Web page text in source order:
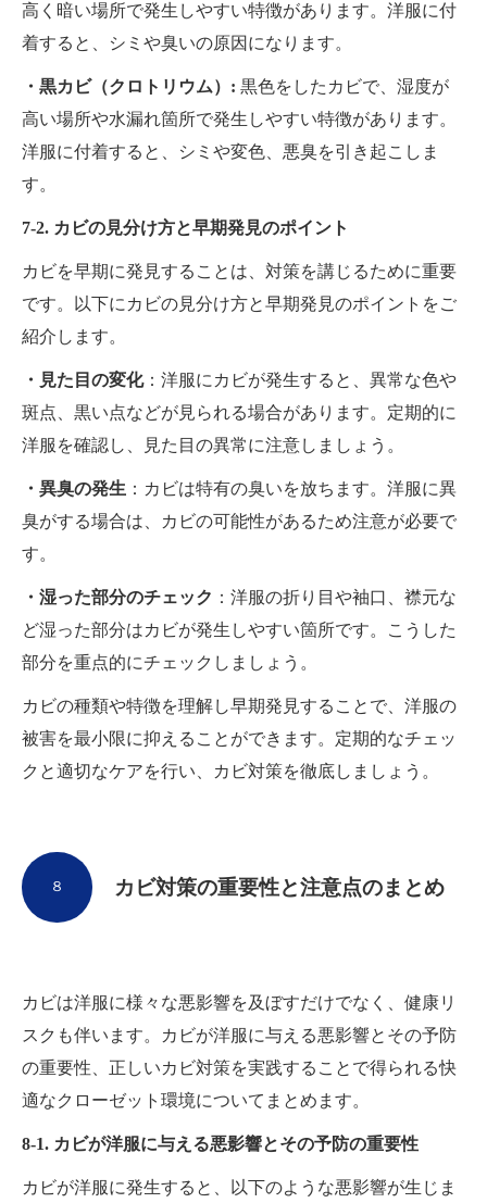
高く暗い場所で発生しやすい特徴があります。洋服に付
着すると、シミや臭いの原因になります。
・黒カビ（クロトリウム）: 黒色をしたカビで、湿度が
高い場所や水漏れ箇所で発生しやすい特徴があります。
洋服に付着すると、シミや変色、悪臭を引き起こしま
す。
7-2. カビの見分け方と早期発見のポイント
カビを早期に発見することは、対策を講じるために重要
です。以下にカビの見分け方と早期発見のポイントをご
紹介します。
・見た目の変化：洋服にカビが発生すると、異常な色や
斑点、黒い点などが見られる場合があります。定期的に
洋服を確認し、見た目の異常に注意しましょう。
・異臭の発生 ：カビは特有の臭いを放ちます。洋服に異
臭がする場合は、カビの可能性があるため注意が必要で
す。
・湿った部分のチェック ：洋服の折り目や袖口、襟元な
ど湿った部分はカビが発生しやすい箇所です。こうした
部分を重点的にチェックしましょう。
カビの種類や特徴を理解し早期発見することで、洋服の
被害を最小限に抑えることができます。定期的なチェッ
クと適切なケアを行い、カビ対策を徹底しましょう。
カビ対策の重要性と注意点のまとめ
８
カビは洋服に様々な悪影響を及ぼすだけでなく、健康リ
スクも伴います。カビが洋服に与える悪影響とその予防
の重要性、正しいカビ対策を実践することで得られる快
適なクローゼット環境についてまとめます。
8-1. カビが洋服に与える悪影響とその予防の重要性
カビが洋服に発生すると、以下のような悪影響が生じま